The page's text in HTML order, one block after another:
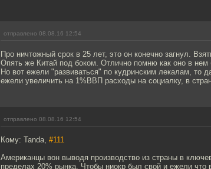
отправлено 08.08.16 12:54
Про ничтожный срок в 25 лет, это он конечно загнул.
Опять же Китай под боком. Отлично помню как оно в нем
Но вот ежели "развиваться" по кудринским лекалам, то
ежели увеличить на 1%ВВП расходы на социалку, в
отправлено 08.08.16 12:54
Кому: Tanda, #111
Американцы вон выводя производство из страны в
пределах 20% рынка. Чтобы ниокр был свой и ежели что